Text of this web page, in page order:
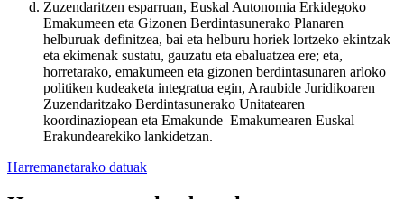
Zuzendaritzen esparruan, Euskal Autonomia Erkidegoko
Emakumeen eta Gizonen Berdintasunerako Planaren
helburuak definitzea, bai eta helburu horiek lortzeko ekintzak
eta ekimenak sustatu, gauzatu eta ebaluatzea ere; eta,
horretarako, emakumeen eta gizonen berdintasunaren arloko
politiken kudeaketa integratua egin, Araubide Juridikoaren
Zuzendaritzako Berdintasunerako Unitatearen
koordinaziopean eta Emakunde–Emakumearen Euskal
Erakundearekiko lankidetzan.
Harremanetarako datuak